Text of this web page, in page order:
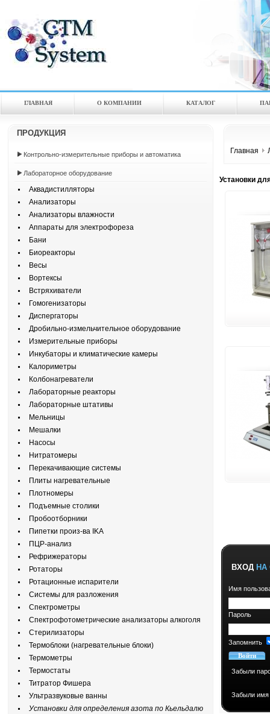
ГЛАВНАЯ О КОМПАНИИ КАТАЛOГ
ПРОДУКЦИЯ
Контрольно-измерительные приборы и автоматика
Лабораторное оборудование
Аквадистилляторы
Анализаторы
Анализаторы влажности
Аппараты для электрофореза
Бани
Биореакторы
Весы
Вортексы
Встряхиватели
Гомогенизаторы
Диспергаторы
Дробильно-измельчительное оборудование
Измерительные приборы
Инкубаторы и климатические камеры
Калориметры
Колбонагреватели
Лабораторные реакторы
Лабораторные штативы
Мельницы
Мешалки
Насосы
Нитратомеры
Перекачивающие системы
Плиты нагревательные
Плотномеры
Подъемные столики
Пробоотборники
Пипетки произ-ва IKA
ПЦР-анализ
Рефрижераторы
Ротаторы
Ротационные испарители
Системы для разложения
Спектрометры
Спектрофотометрические анализаторы алкоголя
Стерилизаторы
Термоблоки (нагревательные блоки)
Термометры
Термостаты
Титратор Фишера
Ультразвуковые ванны
Установки для определения азота по Кьельдалю
Главная
Установки
ВХОД НА
Имя
Пароль
Запомнить
Забыли
Забыли имя